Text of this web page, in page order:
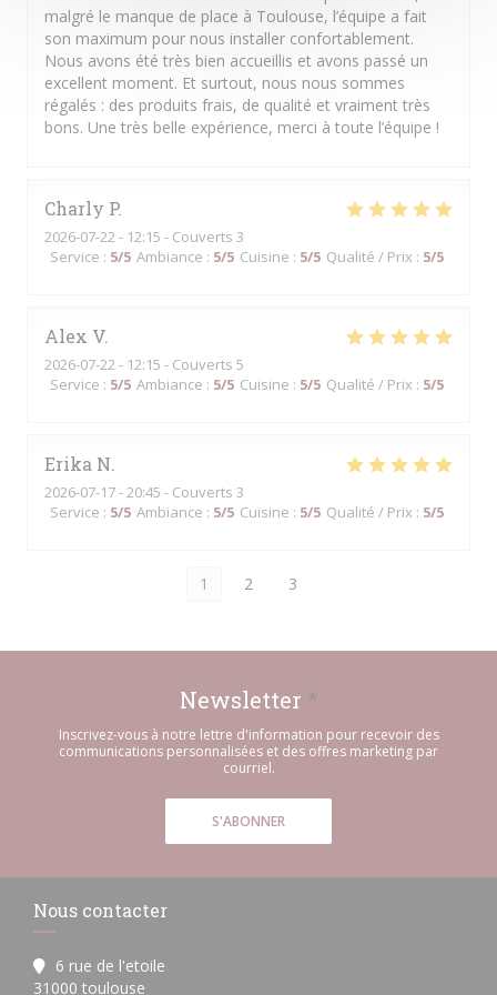
malgré le manque de place à Toulouse, l’équipe a fait
son maximum pour nous installer confortablement.
Nous avons été très bien accueillis et avons passé un
excellent moment. Et surtout, nous nous sommes
régalés : des produits frais, de qualité et vraiment très
bons. Une très belle expérience, merci à toute l’équipe !
Charly P
2026-07-22 - 12:15 - Couverts 3
Service : 5/5 Ambiance : 5/5 Cuisine : 5/5 Qualité / Prix : 5/5
Alex V
2026-07-22 - 12:15 - Couverts 5
Service : 5/5 Ambiance : 5/5 Cuisine : 5/5 Qualité / Prix : 5/5
Erika N
2026-07-17- 20:45 - Couverts 3
Service : 5/5 Ambiance : 5/5 Cuisine : 5/5 Qualité / Prix : 5/5
1 2 3
Newsletter *
Inscrivez-vous à notre lettre d'information pour recevoir des
communications personnalisées et des offres marketing par
courriel.
S'ABONNER
Nous contacter
6 rue de l'etoile
31000 toulouse